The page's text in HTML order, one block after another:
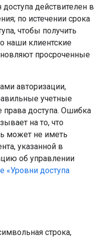
доступа действителен в
по истечении срока
чтобы получить
наши клиентские
просроченные
авторизации,
учетные
доступа. Ошибка
на то, что
может не иметь
указанной в
об управлении
«Уровни доступа
строка,